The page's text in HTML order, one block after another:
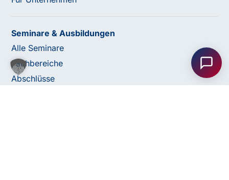
Haben Sie Fragen oder benötigen Sie
Unser Team ist gerne für Sie da! Nehmen Sie jetzt
Kontakt mit uns auf – wir freuen uns auf Ihre Anfrage.
Seminare & Ausbildungen
Alle Seminare
Fachbereiche
Abschlüsse